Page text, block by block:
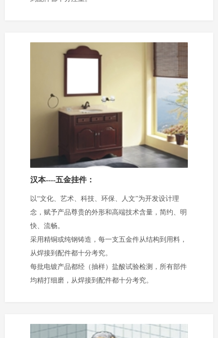
汉本----五金挂件：
以“文化、艺术、科技、环保、人文”为开发设计理
念，赋予产品尊贵的外形和高端技术含量，简约、明
快、流畅。
采用精铜或纯钢铸造，每一支五金件从结构到用料，
从焊接到配件都十分考究。
每批电镀产品都经（抽样）盐酸试验检测，所有部件
均精打细磨，从焊接到配件都十分考究。